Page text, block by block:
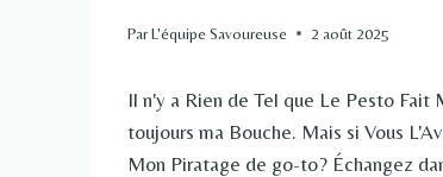
ParL'équipe Savoureuse 2 août 2025
Il n'y a Rien de Tel que Le Pesto
toujours ma Bouche. Mais si Vous
Mon Piratage de go-to? Échangez